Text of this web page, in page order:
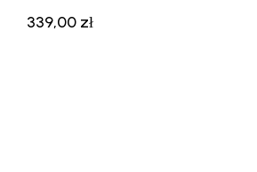
339,00 zł